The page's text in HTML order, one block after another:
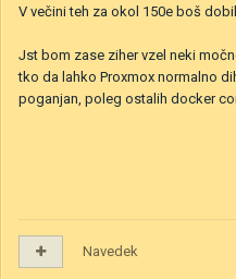
V večini teh za okol 150e boš
Jst bom zase ziher vzel neki
tko da lahko Proxmox normalno
poganjan, poleg ostalih docker
Navedek